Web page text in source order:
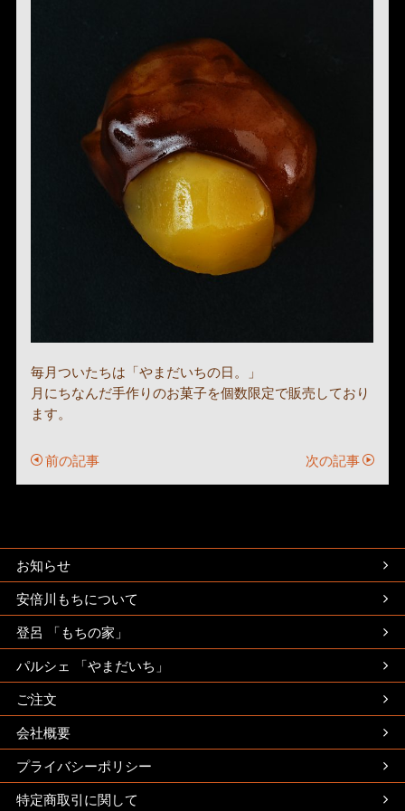
毎月ついたちは「やまだいちの日。」
月にちなんだ手作りのお菓子を個数限定で販売しており
ます。
前の記事 次の記事
お知らせ
安倍川もちについて
登呂 「もちの家」
パルシェ 「やまだいち」
ご注文
会社概要
プライバシーポリシー
特定商取引に関して